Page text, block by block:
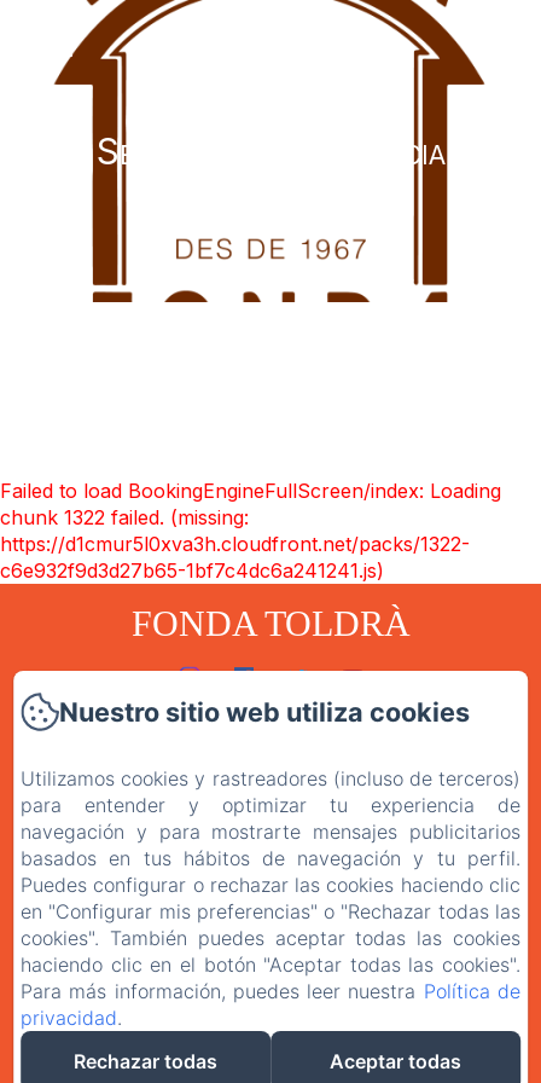
Selecciona tu estancia
Failed to load BookingEngineFullScreen/index: Loading
chunk 1322 failed. (missing:
https://d1cmur5l0xva3h.cloudfront.net/packs/1322-
c6e932f9d3d27b65-1bf7c4dc6a241241.js)
FONDA TOLDRÀ
Inicio
Habitaciones
El Restaurante
Contacto
Política de privacitat
Avís legal
EN CA
Nuestro sitio web utiliza cookies
Utilizamos cookies y rastreadores (incluso de terceros)
para entender y optimizar tu experiencia de
navegación y para mostrarte mensajes publicitarios
basados en tus hábitos de navegación y tu perfil.
Puedes configurar o rechazar las cookies haciendo clic
en "Configurar mis preferencias" o "Rechazar todas las
cookies". También puedes aceptar todas las cookies
haciendo clic en el botón "Aceptar todas las cookies".
Para más información, puedes leer nuestra Política de
privacidad.
Rechazar todas
Aceptar todas